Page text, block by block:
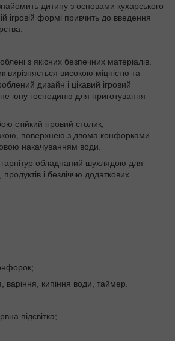
дитину з основами кухарського
ігровій формі привчить до введення
з якісних безпечних матеріалів.
вирізняється високою міцністю та
дизайн і цікавий ігровий
юну господиню для приготування
стійкий ігровий столик,
поверхнею з двома конфорками
накачуванням води.
обладнаний шухлядою для
і безліччю додаткових
варіння, кипіння води, таймер.
підсвітка;